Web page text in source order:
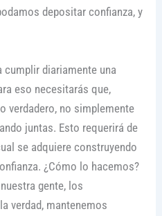
depositar confianza, y
cumplir diariamente una
eso necesitarás que,
verdadero, no simplemente
juntas. Esto requerirá de
se adquiere construyendo
¿Cómo lo hacemos?
gente, los
verdad, mantenemos